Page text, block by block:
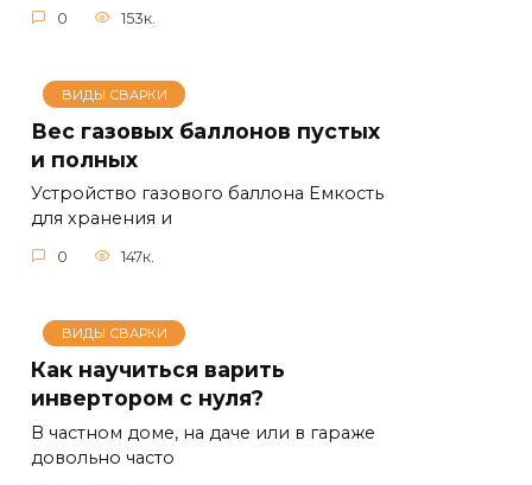
0 153к.
ВИДЫ СВАРКИ
Вес газовых баллонов пустых
и полных
Устройство газового баллона Емкость
для хранения и
0 147к.
ВИДЫ СВАРКИ
Как научиться варить
инвертором с нуля?
В частном доме, на даче или в гараже
довольно часто